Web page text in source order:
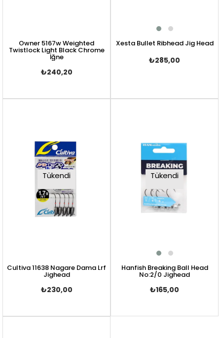
Owner 5167w Weighted
Twistlock Light Black Chrome
İğne
₺240,20
Xesta Bullet Ribhead Jig Head
₺285,00
Tükendi
Cultiva 11638 Nagare Dama Lrf
Jighead
₺230,00
Tükendi
Hanfish Breaking Ball Head
No:2/0 Jighead
₺165,00